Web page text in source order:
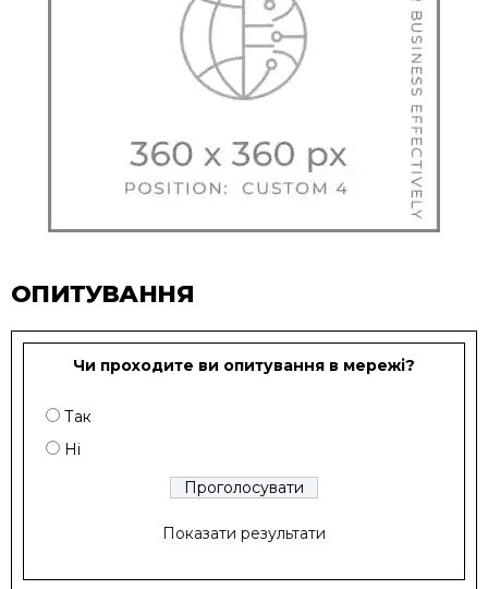
ОПИТУВАННЯ
Чи проходите ви опитування в мережі?
Так
Ні
Показати результати